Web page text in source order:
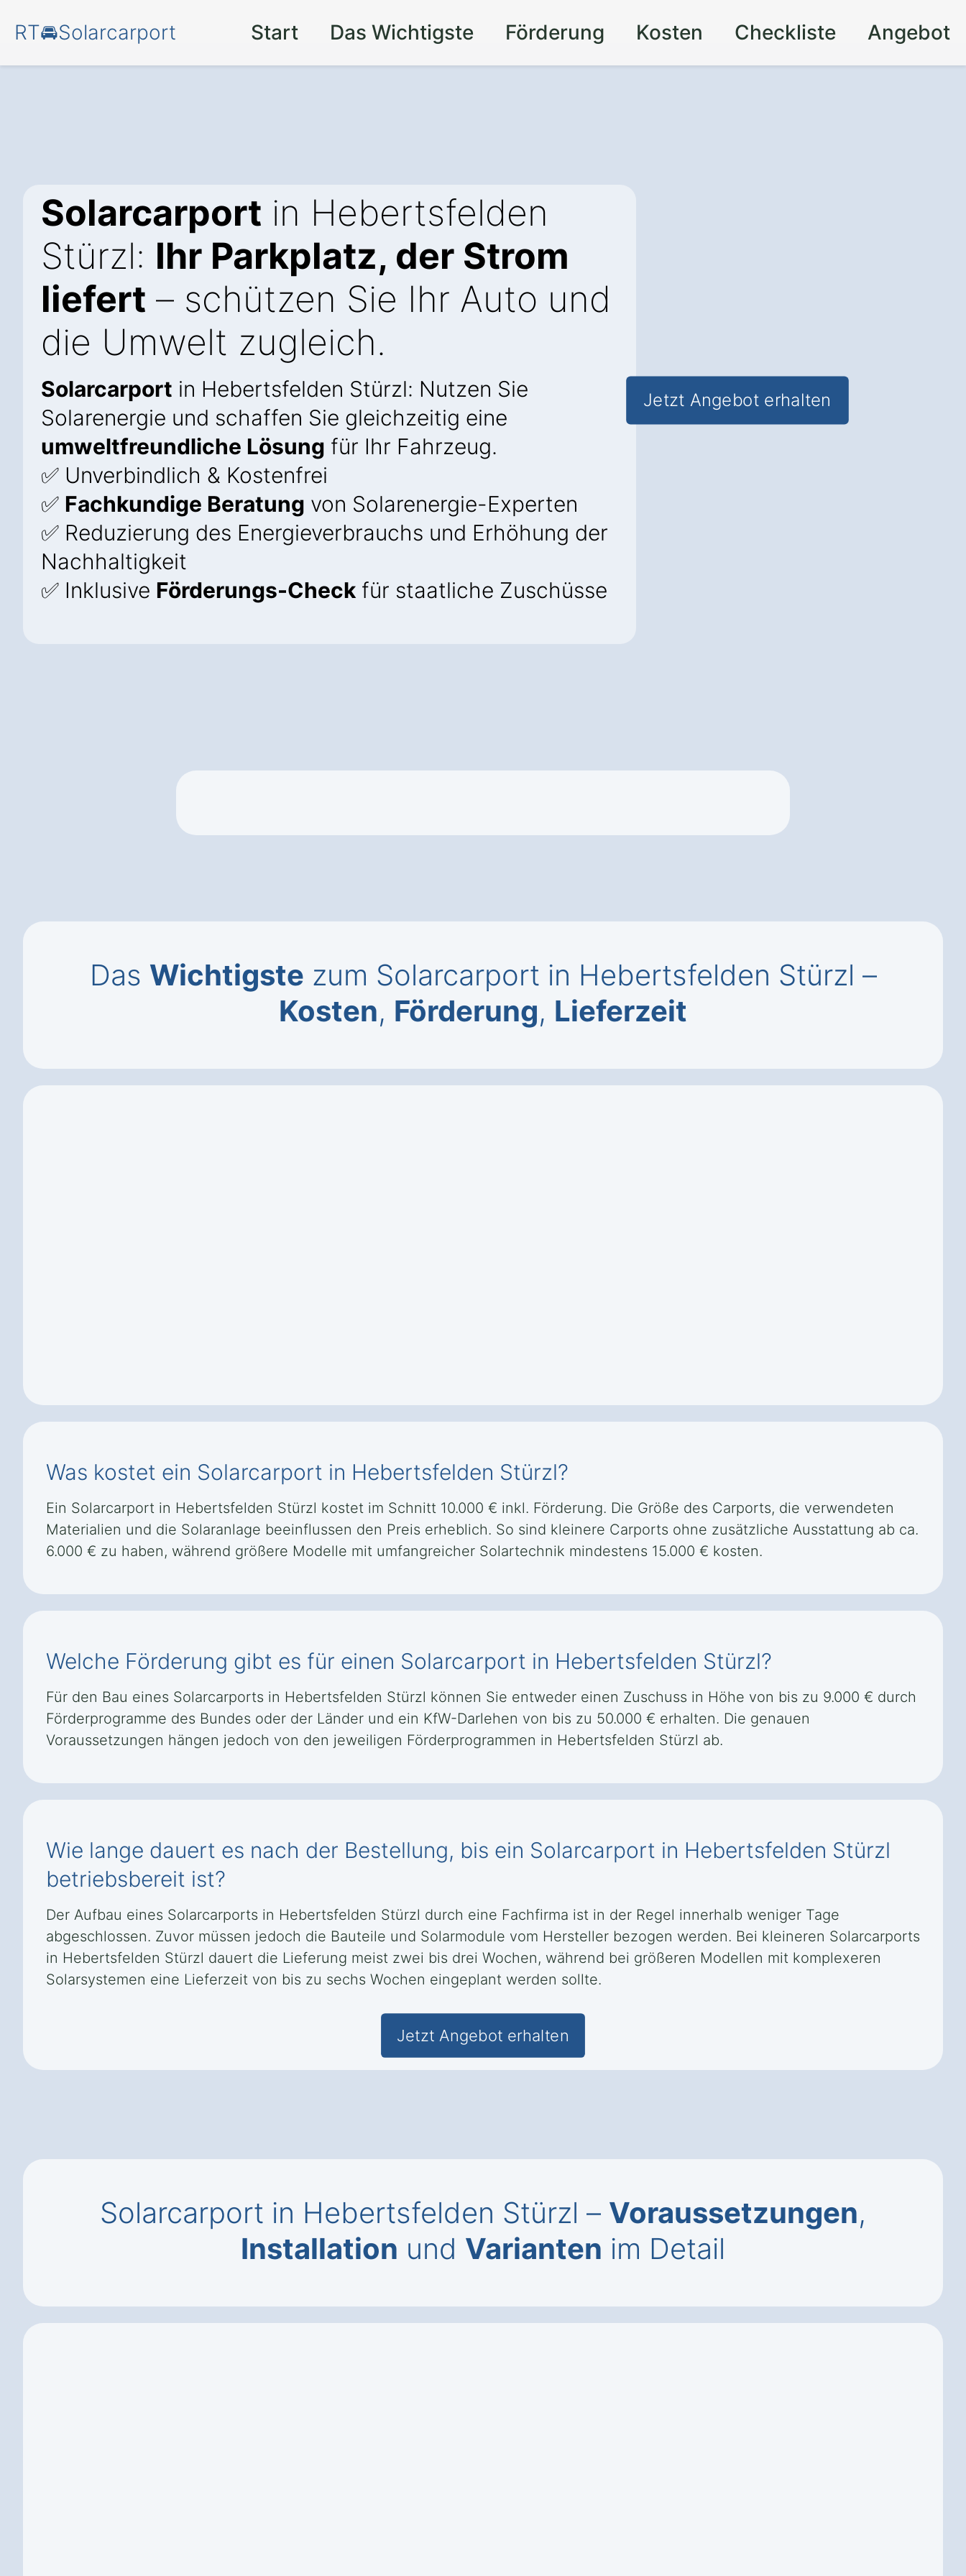
RT🚘Solarcarport Start Das Wichtigste Förderung Kosten Checkliste Angebot
Solarcarport in Hebertsfelden
Stürzl: Ihr Parkplatz, der Strom
liefert – schützen Sie Ihr Auto und
die Umwelt zugleich.
Solarcarport in Hebertsfelden Stürzl: Nutzen Sie
Solarenergie und schaffen Sie gleichzeitig eine
umweltfreundliche Lösung für Ihr Fahrzeug.
✅ Unverbindlich & Kostenfrei
✅ Fachkundige Beratung von Solarenergie-Experten
✅ Reduzierung des Energieverbrauchs und Erhöhung der
Nachhaltigkeit
✅ Inklusive Förderungs-Check für staatliche Zuschüsse
Jetzt Angebot erhalten
Das Wichtigste zum Solarcarport in Hebertsfelden Stürzl –
Kosten, Förderung, Lieferzeit
Was kostet ein Solarcarport in Hebertsfelden Stürzl?
Ein Solarcarport in Hebertsfelden Stürzl kostet im Schnitt 10.000 € inkl. Förderung. Die Größe des Carports, die verwendeten
Materialien und die Solaranlage beeinflussen den Preis erheblich. So sind kleinere Carports ohne zusätzliche Ausstattung ab ca.
6.000 € zu haben, während größere Modelle mit umfangreicher Solartechnik mindestens 15.000 € kosten.
Welche Förderung gibt es für einen Solarcarport in Hebertsfelden Stürzl?
Für den Bau eines Solarcarports in Hebertsfelden Stürzl können Sie entweder einen Zuschuss in Höhe von bis zu 9.000 € durch
Förderprogramme des Bundes oder der Länder und ein KfW-Darlehen von bis zu 50.000 € erhalten. Die genauen
Voraussetzungen hängen jedoch von den jeweiligen Förderprogrammen in Hebertsfelden Stürzl ab.
Wie lange dauert es nach der Bestellung, bis ein Solarcarport in Hebertsfelden Stürzl
betriebsbereit ist?
Der Aufbau eines Solarcarports in Hebertsfelden Stürzl durch eine Fachfirma ist in der Regel innerhalb weniger Tage
abgeschlossen. Zuvor müssen jedoch die Bauteile und Solarmodule vom Hersteller bezogen werden. Bei kleineren Solarcarports
in Hebertsfelden Stürzl dauert die Lieferung meist zwei bis drei Wochen, während bei größeren Modellen mit komplexeren
Solarsystemen eine Lieferzeit von bis zu sechs Wochen eingeplant werden sollte.
Jetzt Angebot erhalten
Solarcarport in Hebertsfelden Stürzl – Voraussetzungen,
Installation und Varianten im Detail